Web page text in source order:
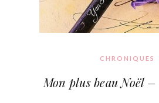
CHRONIQUES
Mon plus beau Noël –